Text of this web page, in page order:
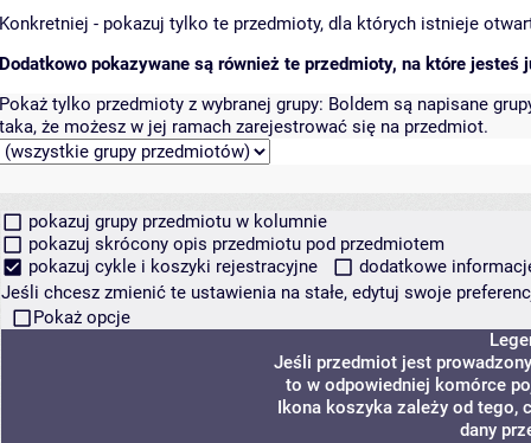
Konkretniej - pokazuj tylko te przedmioty, dla których istnieje
Dodatkowo pokazywane są również te przedmioty, na które jesteś
Pokaż tylko przedmioty z wybranej grupy: Boldem są napisane
taka, że możesz w jej ramach zarejestrować się na przedmiot.
pokazuj grupy przedmiotu w kolumnie
pokazuj skrócony opis przedmiotu pod przedmiotem
pokazuj cykle i koszyki rejestracyjne
dodatkowe
Jeśli chcesz zmienić te ustawienia na stałe, edytuj swoje
Pokaż opcje
Jeśli przedmiot jest
to w odpowiedniej komórce
Ikona koszyka zależy od tego,
dany